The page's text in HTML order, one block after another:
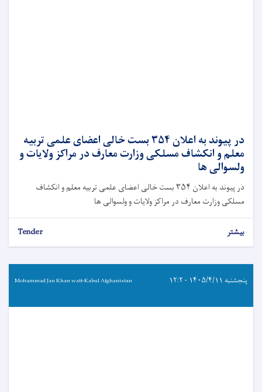
در پیوند به اعلان ۳۵۴ بست خالی اعضای علمی تربیه
معلم و انکشاف مسلکی وزارت معارف در مراکز ولایات و
ولسوالی ها
در پیوند به اعلان ۳۵۴ بست خالی اعضای علمی تربیه معلم و انکشاف
مسلکی وزارت معارف در مراکز ولایات و ولسوالی ها
بیشتر Tender
پنجشنبه ۱۴۰۵/۴/۱۱ - ۱۲:۲ Mohammad Jan Khan watt-Kabul Afghanistan